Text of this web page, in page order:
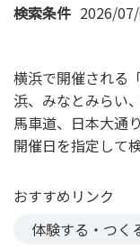
の
ク
検索条件 2026/
横浜で開催される
浜、みなとみらい
馬車道、日本大通
開催日を指定して
おすすめリンク
体験する・つく